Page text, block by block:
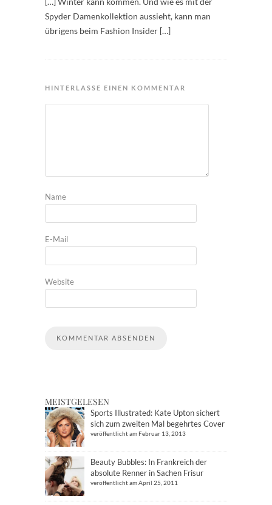
Spyder Damenkollektion aussieht, kann man
übrigens beim Fashion Insider […]
HINTERLASSE EINEN KOMMENTAR
Name
E-Mail
Website
MEISTGELESEN
Sports Illustrated: Kate Upton sichert
sich zum zweiten Mal begehrtes Cover
veröffentlicht am Februar 13, 2013
Beauty Bubbles: In Frankreich der
absolute Renner in Sachen Frisur
veröffentlicht am April 25, 2011